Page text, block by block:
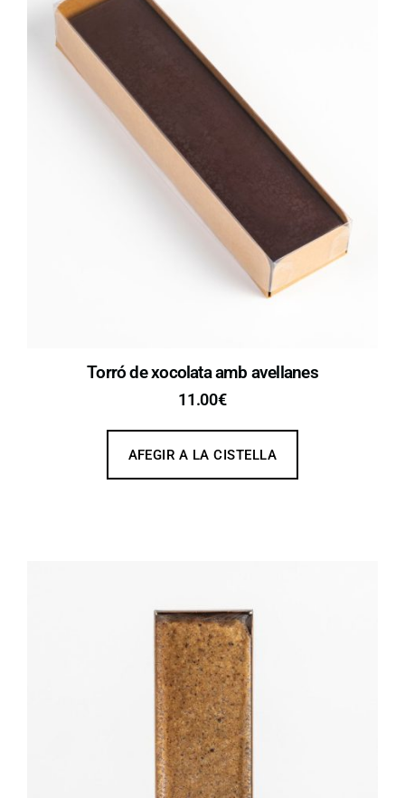
Torró de xocolata amb avellanes
11.00€
AFEGIR A LA CISTELLA